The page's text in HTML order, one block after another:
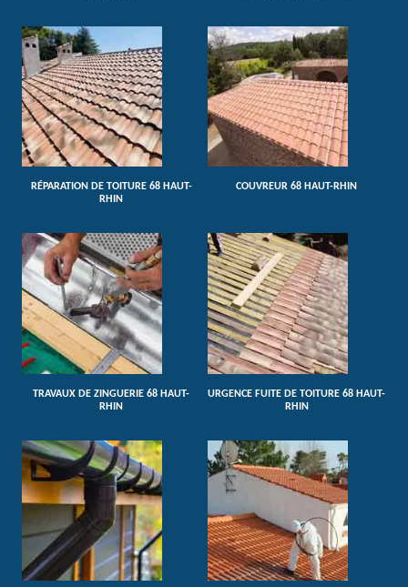
RÉPARATION DE TOITURE 68 HAUT-
RHIN
COUVREUR 68 HAUT-RHIN
TRAVAUX DE ZINGUERIE 68 HAUT-
RHIN
URGENCE FUITE DE TOITURE 68 HAUT-
RHIN